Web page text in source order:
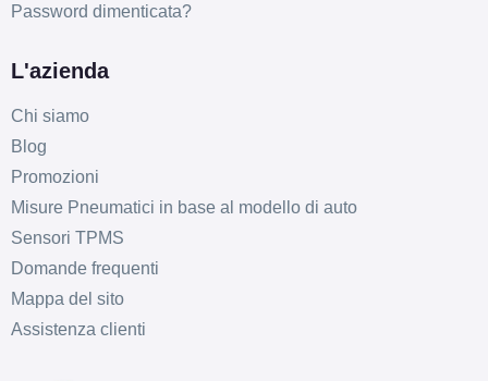
D
Password dimenticata?
L'azienda
Chi siamo
Blog
Promozioni
Misure Pneumatici in base al modello di auto
Sensori TPMS
Domande frequenti
Mappa del sito
Assistenza clienti